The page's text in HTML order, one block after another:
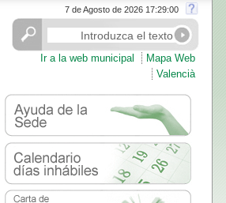
7 de Agosto de 2026 17:29:01
Ir a la web municipal
Mapa Web
Valencià